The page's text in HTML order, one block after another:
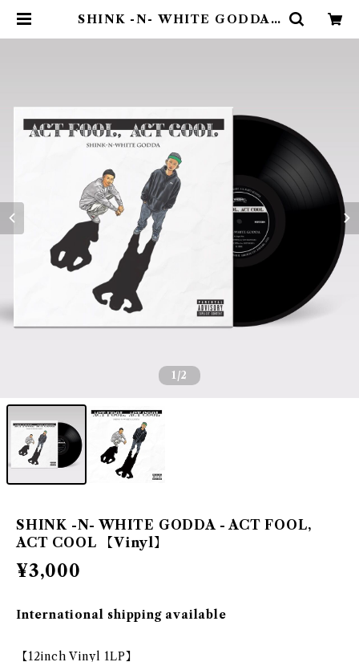
SHINK -N- WHITE GODDA -
1 /2
SHINK -N- WHITE GODDA - ACT FOOL,
ACT COOL 【Vinyl】
¥3,000
International shipping available
【12inch Vinyl 1LP】